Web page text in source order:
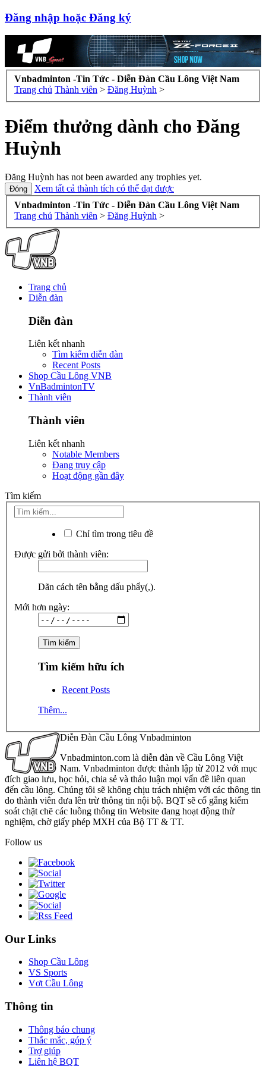
Đăng nhập hoặc Đăng ký
Vnbadminton -Tin Tức - Diễn Đàn Cầu Lông Việt Nam
Trang chủ Thành viên > Đăng Huỳnh >
Điểm thưởng dành cho Đăng
Huỳnh
Đăng Huỳnh has not been awarded any trophies yet.
Xem tất cả thành tích có thể đạt được
Vnbadminton -Tin Tức - Diễn Đàn Cầu Lông Việt Nam
Trang chủ Thành viên > Đăng Huỳnh >
Trang chủ
Diễn đàn
Diễn đàn
Liên kết nhanh
Tìm kiếm diễn đàn
Recent Posts
Shop Cầu Lông VNB
VnBadmintonTV
Thành viên
Thành viên
Liên kết nhanh
Notable Members
Đang truy cập
Hoạt động gần đây
Tìm kiếm
Chỉ tìm trong tiêu đề
Được gửi bởi thành viên:
Dãn cách tên bằng dấu phẩy(,).
Mới hơn ngày:
Tìm kiếm hữu ích
Recent Posts
Thêm...
Diễn Đàn Cầu Lông Vnbadminton
Vnbadminton.com là diễn đàn về Cầu Lông Việt
Nam. Vnbadminton được thành lập từ 2012 với mục
đích giao lưu, học hỏi, chia sẻ và thảo luận mọi vấn đề liên quan
đến cầu lông. Chúng tôi sẽ không chịu trách nhiệm với các thông tin
do thành viên đưa lên trừ thông tin nội bộ. BQT sẽ cố gắng kiểm
soát chặt chẽ các luồng thông tin Website đang hoạt động thử
nghiệm, chờ giấy phép MXH của Bộ TT & TT.
Follow us
Our Links
Shop Cầu Lông
VS Sports
Vợt Cầu Lông
Thông tin
Thông báo chung
Thắc mắc, góp ý
Trợ giúp
Liên hệ BQT